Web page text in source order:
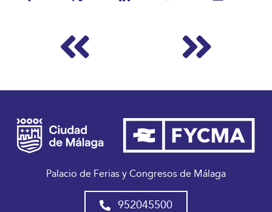
Palacio de Ferias y Congresos de Málaga
952045500